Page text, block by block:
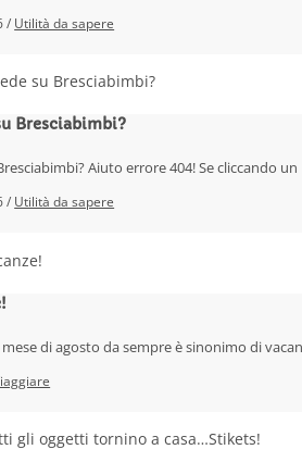
/ Utilità da sapere
Bresciabimbi?
Aiuto errore 404! Se cliccando
/ Utilità da sapere
mese di agosto da sempre è sinonimo di